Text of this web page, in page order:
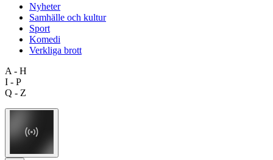
Nyheter
Samhälle och kultur
Sport
Komedi
Verkliga brott
A - H
I - P
Q - Z